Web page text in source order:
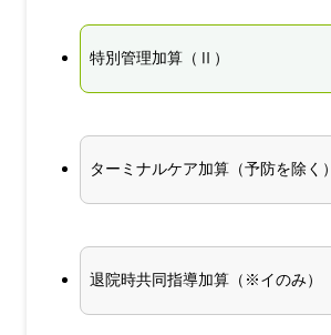
特別管理加算（Ⅱ）
ターミナルケア加算（予防を除く）
退院時共同指導加算（※イのみ）